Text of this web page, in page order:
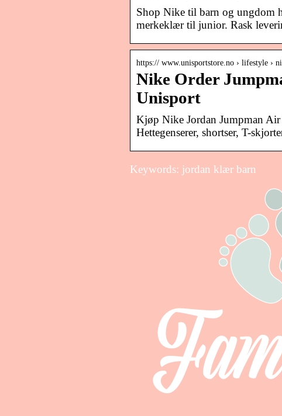
Shop Nike til barn og ungdom
merkeklær til junior. Rask
https:// www.unisportstore.no › lifestyle ›
Nike Order
Unisport
Kjøp Nike Jordan Jumpman
Hettegenserer, shortser, T-
Keywords: jordan klær barn